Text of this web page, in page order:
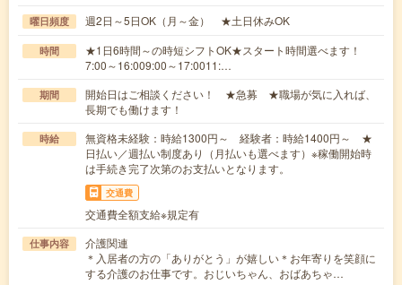
曜日頻度 週2日～5日OK（月～金） ★土日休みOK
時間
★1日6時間～の時短シフトOK★スタート時間選べます！
7:00～16:009:00～17:0011:…
期間
開始日はご相談ください！ ★急募 ★職場が気に入れば、
長期でも働けます！
時給
無資格未経験：時給1300円～ 経験者：時給1400円～ ★
日払い／週払い制度あり（月払いも選べます）※稼働開始時
は手続き完了次第のお支払いとなります。
交通費
交通費全額支給※規定有
仕事内容
介護関連
＊入居者の方の「ありがとう」が嬉しい＊お年寄りを笑顔に
する介護のお仕事です。おじいちゃん、おばあちゃ…